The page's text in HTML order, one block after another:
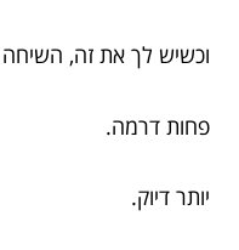
וכשיש לך את זה,
פחות דרמה.
יותר דיוק.